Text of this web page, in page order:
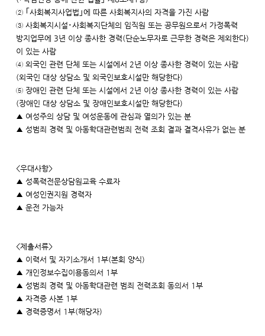
② ｢사회복지사업법｣에 따른 사회복지사의 자격을 가진 사람
③ 사회복지시설･사회복지단체의 임직원 또는 공무원으로서 가정폭력
방지업무에 3년 이상 종사한 경력(단순노무자로 근무한 경력은 제외한다)
이 있는 사람
④ 외국인 관련 단체 또는 시설에서 2년 이상 종사한 경력이 있는 사람
(외국인 대상 상담소 및 외국인보호시설만 해당한다)
⑤ 장애인 관련 단체 또는 시설에서 2년 이상 종사한 경력이 있는 사람
(장애인 대상 상담소 및 장애인보호시설만 해당한다)
▲ 여성주의 상담 및 여성운동에 관심과 열의가 있는 분
▲ 성범죄 경력 및 아동학대관련범죄 전력 조회 결과 결격사유가 없는 분
<우대사항>
▲ 성폭력전문상담원교육 수료자
▲ 여성인권지원 경력자
▲ 운전 가능자
<제출서류>
▲ 이력서 및 자기소개서 1부(본회 양식)
▲ 개인정보수집이용동의서 1부
▲ 성범죄 경력 및 아동학대관련 범죄 전력조회 동의서 1부
▲ 자격증 사본 1부
▲ 경력증명서 1부(해당자)